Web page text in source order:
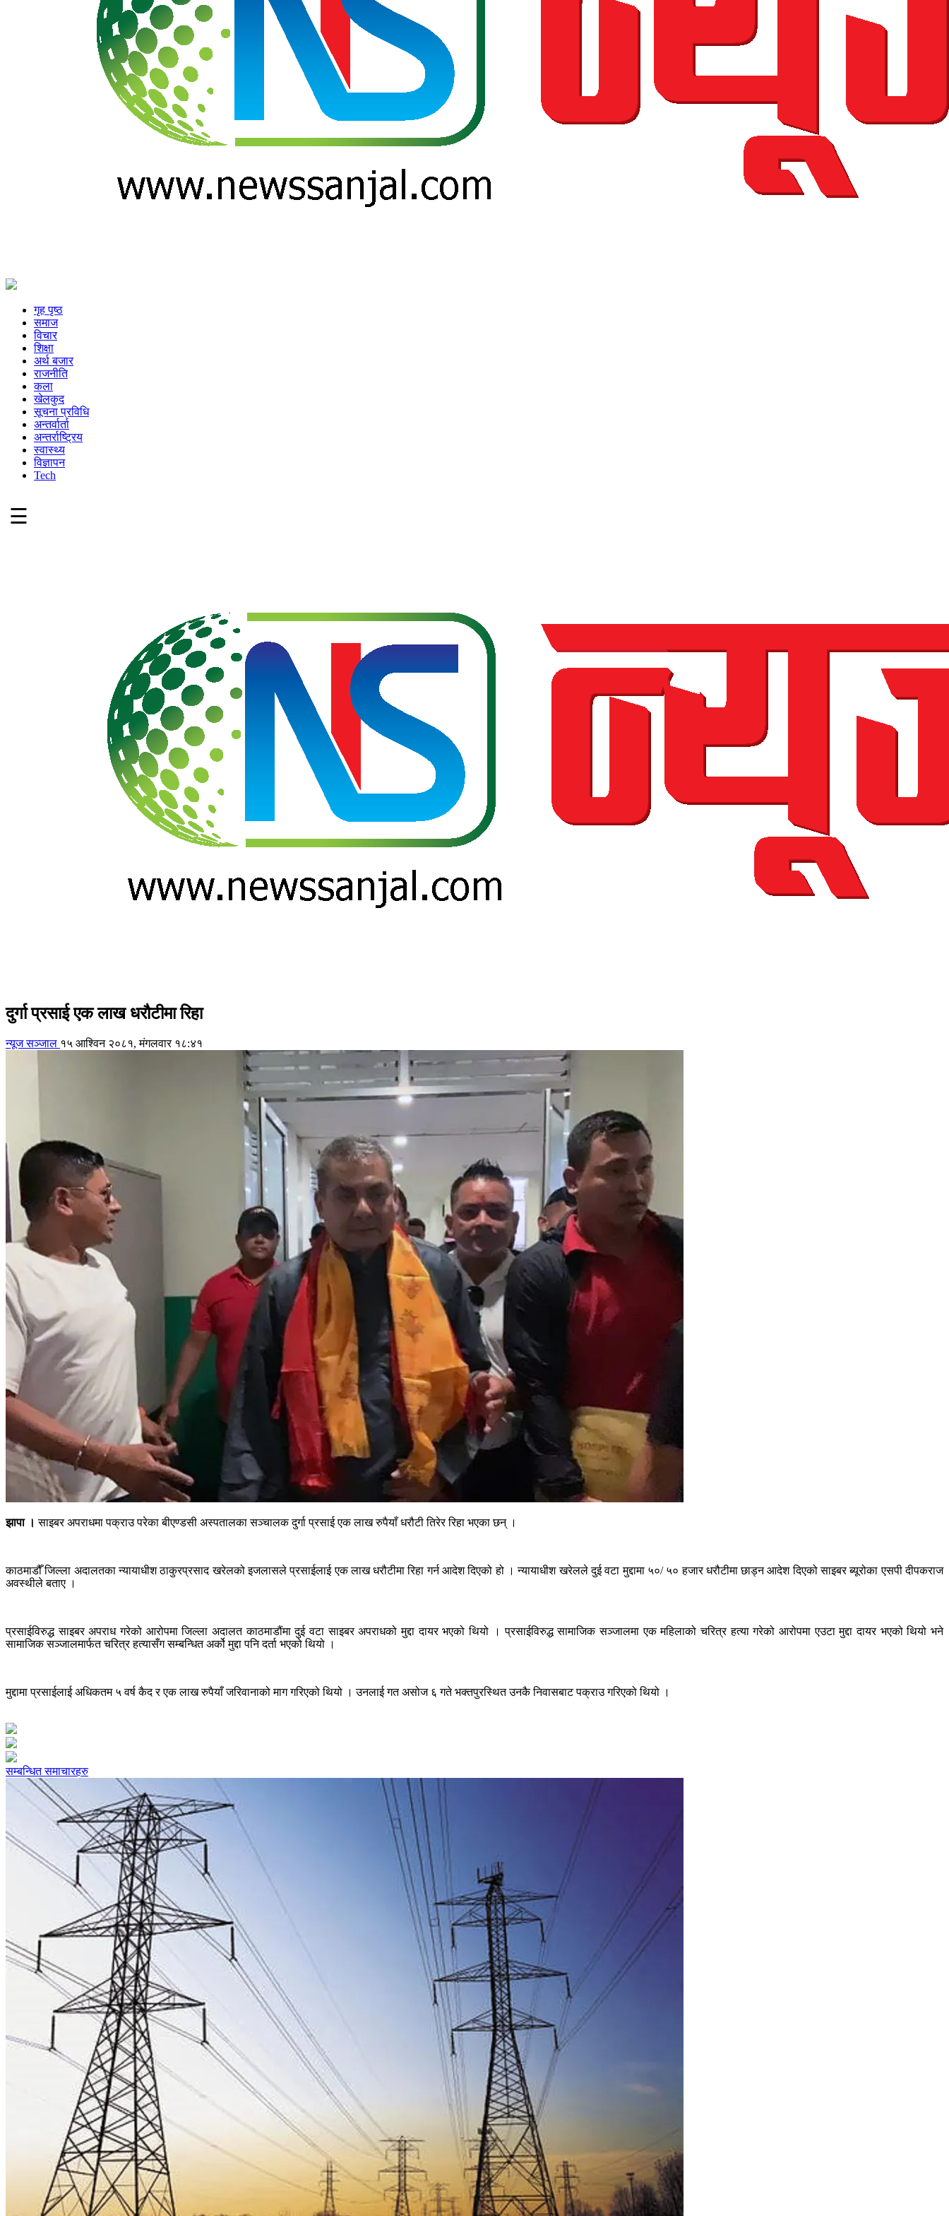
गृह पृष्ठ
समाज
विचार
शिक्षा
अर्थ बजार
राजनीति
कला
खेलकुद
सूचना प्रविधि
अन्तर्वार्ता
अन्तर्राष्ट्रिय
स्वास्थ्य
विज्ञापन
Tech
☰
दुर्गा प्रसाई एक लाख धरौटीमा रिहा
न्यूज सञ्जाल १५ आश्विन २०८१, मंगलवार १८:४१
झापा । साइबर अपराधमा पक्राउ परेका बीएण्डसी अस्पतालका सञ्चालक दुर्गा प्रसाई एक लाख रुपैयाँ धरौटी तिरेर रिहा भएका छन् ।
काठमाडौँ जिल्ला अदालतका न्यायाधीश ठाकुरप्रसाद खरेलको इजलासले प्रसाईलाई एक लाख धरौटीमा रिहा गर्न आदेश दिएको हो । न्यायाधीश खरेलले दुई वटा मुद्दामा ५०/ ५० हजार धरौटीमा छाड्न आदेश दिएको साइबर ब्यूरोका एसपी दीपकराज
अवस्थीले बताए ।
प्रसाईविरुद्ध साइबर अपराध गरेको आरोपमा जिल्ला अदालत काठमाडौंमा दुई वटा साइबर अपराधको मुद्दा दायर भएको थियो । प्रसाईविरुद्ध सामाजिक सञ्जालमा एक महिलाको चरित्र हत्या गरेको आरोपमा एउटा मुद्दा दायर भएको थियो भने
सामाजिक सञ्जालमार्फत चरित्र हत्यासँग सम्बन्धित अर्को मुद्दा पनि दर्ता भएको थियो ।
मुद्दामा प्रसाईलाई अधिकतम ५ वर्ष कैद र एक लाख रुपैयाँ जरिवानाको माग गरिएको थियो । उनलाई गत असोज ६ गते भक्तपुरस्थित उनकै निवासबाट पक्राउ गरिएको थियो ।
सम्बन्धित समाचारहरु